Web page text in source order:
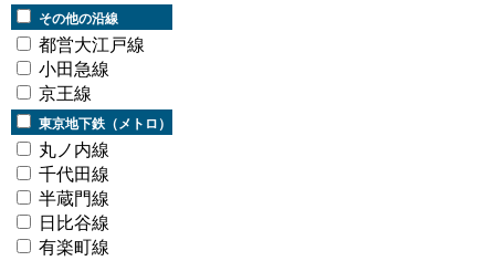
その他の沿線
都営大江戸線
小田急線
京王線
東京地下鉄（メトロ）
丸ノ内線
千代田線
半蔵門線
日比谷線
有楽町線